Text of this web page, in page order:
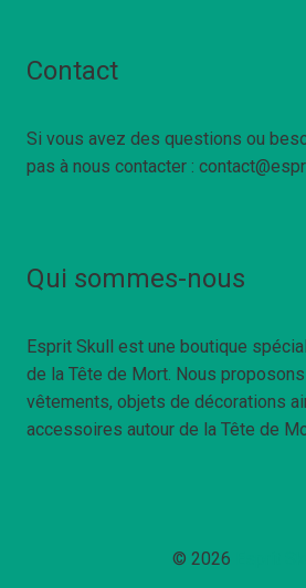
Contact
Si vous avez des questions ou
pas à nous contacter :
Qui sommes-nous
Esprit Skull est une boutique
de la Tête de Mort. Nous
vêtements, objets de décorations
accessoires autour de la Tête de
© 2026